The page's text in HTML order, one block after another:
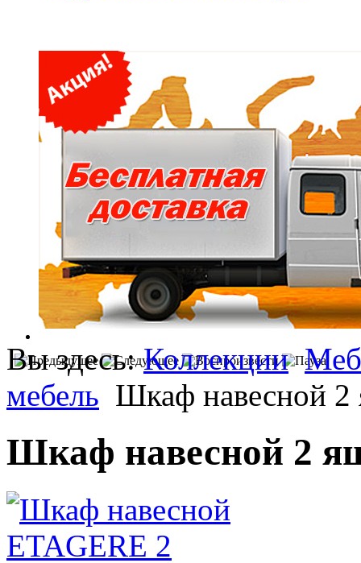
Вы здесь:Коллекции
мебель Шкаф навесной
Шкаф навесной 2